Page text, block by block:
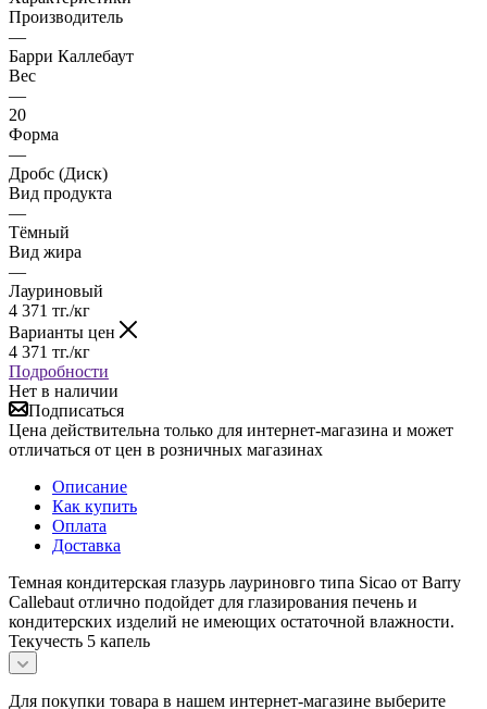
Производитель
—
Барри Каллебаут
Вес
—
20
Форма
—
Дробс (Диск)
Вид продукта
—
Тёмный
Вид жира
—
Лауриновый
4 371 тг./кг
Варианты цен
4 371 тг./кг
Подробности
Нет в наличии
Подписаться
Цена действительна только для интернет-магазина и может
отличаться от цен в розничных магазинах
Описание
Как купить
Оплата
Доставка
Темная кондитерская глазурь лауриновго типа Sicao от Barry
Callebaut отлично подойдет для глазирования печень и
кондитерских изделий не имеющих остаточной влажности.
Текучесть 5 капель
Для покупки товара в нашем интернет-магазине выберите